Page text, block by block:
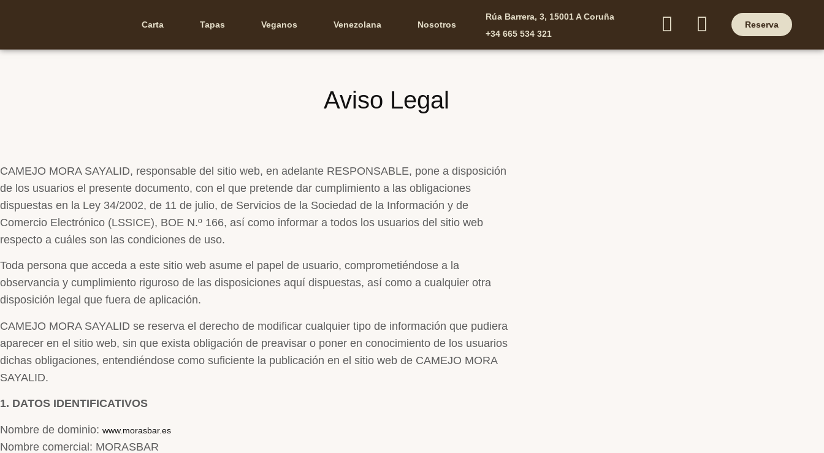
Carta Tapas Veganos Venezolana Nosotros
Rúa Barrera, 3, 15001 A Coruña
+34 665 534 321
Reserva
Aviso Legal
CAMEJO MORA SAYALID, responsable del sitio web, en adelante RESPONSABLE, pone a disposición
de los usuarios el presente documento, con el que pretende dar cumplimiento a las obligaciones
dispuestas en la Ley 34/2002, de 11 de julio, de Servicios de la Sociedad de la Información y de
Comercio Electrónico (LSSICE), BOE N.º 166, así como informar a todos los usuarios del sitio web
respecto a cuáles son las condiciones de uso.
Toda persona que acceda a este sitio web asume el papel de usuario, comprometiéndose a la
observancia y cumplimiento riguroso de las disposiciones aquí dispuestas, así como a cualquier otra
disposición legal que fuera de aplicación.
CAMEJO MORA SAYALID se reserva el derecho de modificar cualquier tipo de información que pudiera
aparecer en el sitio web, sin que exista obligación de preavisar o poner en conocimiento de los usuarios
dichas obligaciones, entendiéndose como suficiente la publicación en el sitio web de CAMEJO MORA
SAYALID.
1. DATOS IDENTIFICATIVOS
Nombre de dominio: www.morasbar.es
Nombre comercial: MORASBAR